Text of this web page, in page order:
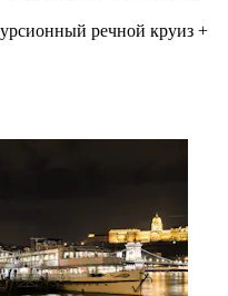
речной круиз +